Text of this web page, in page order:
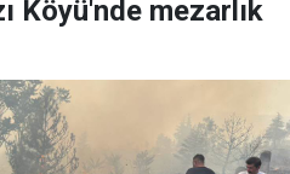
Köyü'nde mezarlık